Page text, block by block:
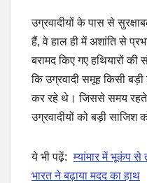
उग्रवादीयों के पास से
हैं, वे हाल ही में अशांति से
बरामद किए गए हथियारों
कि उग्रवादी समूह किसी
कर रहे थे। जिससे समय रहते
उग्रवादीयों को बड़ी साजिश
ये भी पढ़ें: म्यांमार में भूकंप से
भारत ने बढ़ाया मदद का हाथ